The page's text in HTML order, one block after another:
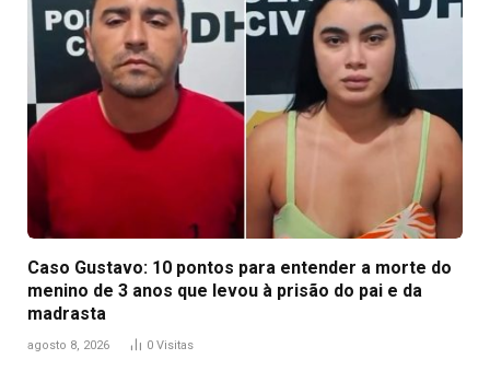
Caso Gustavo: 10 pontos para entender a morte do
menino de 3 anos que levou à prisão do pai e da
madrasta
agosto 8, 2026 0 Visitas